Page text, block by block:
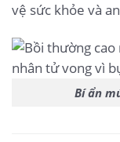
vệ sức khỏe và
Bí ẩn